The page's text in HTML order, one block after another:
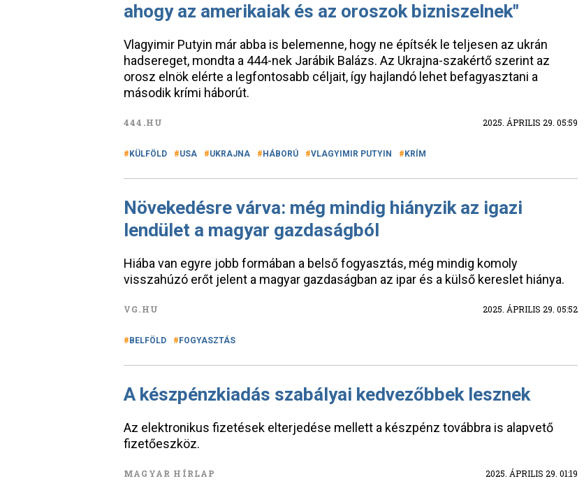
ahogy az amerikaiak és az oroszok bizniszelnek"
Vlagyimir Putyin már abba is belemenne, hogy ne építsék le teljesen az ukrán
hadsereget, mondta a 444-nek Jarábik Balázs. Az Ukrajna-szakértő szerint az
orosz elnök elérte a legfontosabb céljait, így hajlandó lehet befagyasztani a
második krími háborút.
444.HU 2025. ÁPRILIS 29. 05:59
KÜLFÖLD USA UKRAJNA HÁBORÚ VLAGYIMIR PUTYIN KRÍM
Növekedésre várva: még mindig hiányzik az igazi
lendület a magyar gazdaságból
Hiába van egyre jobb formában a belső fogyasztás, még mindig komoly
visszahúzó erőt jelent a magyar gazdaságban az ipar és a külső kereslet hiánya.
VG.HU 2025. ÁPRILIS 29. 05:52
BELFÖLD FOGYASZTÁS
A készpénzkiadás szabályai kedvezőbbek lesznek
Az elektronikus fizetések elterjedése mellett a készpénz továbbra is alapvető
fizetőeszköz.
MAGYAR HÍRLAP 2025. ÁPRILIS 29. 01:19